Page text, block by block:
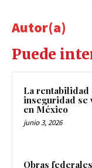
Autor(a)
Puede
La rentabilidad
inseguridad se
en México
junio 3, 2026